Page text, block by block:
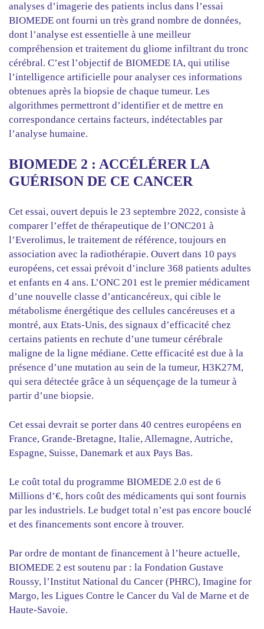
analyses d’imagerie des patients inclus dans l’essai
BIOMEDE ont fourni un très grand nombre de données,
dont l’analyse est essentielle à une meilleur
compréhension et traitement du gliome infiltrant du tronc
cérébral. C’est l’objectif de BIOMEDE IA, qui utilise
l’intelligence artificielle pour analyser ces informations
obtenues après la biopsie de chaque tumeur. Les
algorithmes permettront d’identifier et de mettre en
correspondance certains facteurs, indétectables par
l’analyse humaine.
BIOMEDE 2 : ACCÉLÉRER LA
GUÉRISON DE CE CANCER
Cet essai, ouvert depuis le 23 septembre 2022, consiste à
comparer l’effet de thérapeutique de l’ONC201 à
l’Everolimus, le traitement de référence, toujours en
association avec la radiothérapie. Ouvert dans 10 pays
européens, cet essai prévoit d’inclure 368 patients adultes
et enfants en 4 ans. L’ONC 201 est le premier médicament
d’une nouvelle classe d’anticancéreux, qui cible le
métabolisme énergétique des cellules cancéreuses et a
montré, aux Etats-Unis, des signaux d’efficacité chez
certains patients en rechute d’une tumeur cérébrale
maligne de la ligne médiane. Cette efficacité est due à la
présence d’une mutation au sein de la tumeur, H3K27M,
qui sera détectée grâce à un séquençage de la tumeur à
partir d’une biopsie.
Cet essai devrait se porter dans 40 centres européens en
France, Grande-Bretagne, Italie, Allemagne, Autriche,
Espagne, Suisse, Danemark et aux Pays Bas.
Le coût total du programme BIOMEDE 2.0 est de 6
Millions d’€, hors coût des médicaments qui sont fournis
par les industriels. Le budget total n’est pas encore bouclé
et des financements sont encore à trouver.
Par ordre de montant de financement à l’heure actuelle,
BIOMEDE 2 est soutenu par : la Fondation Gustave
Roussy, l’Institut National du Cancer (PHRC), Imagine for
Margo, les Ligues Contre le Cancer du Val de Marne et de
Haute-Savoie.